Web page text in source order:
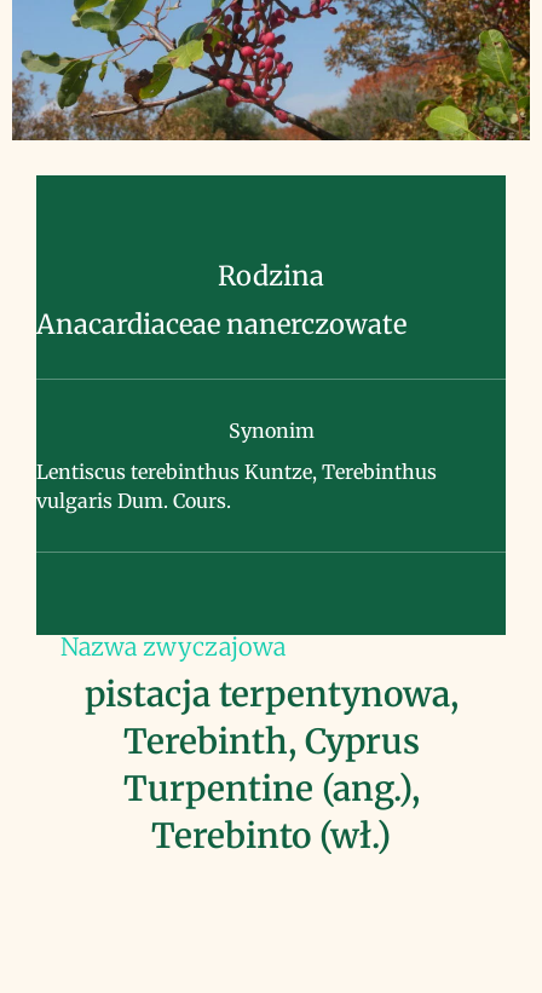
Rodzina
Anacardiaceae nanerczowate
Synonim
Lentiscus terebinthus Kuntze, Terebinthus
vulgaris Dum. Cours.
Nazwa zwyczajowa
pistacja terpentynowa,
Terebinth, Cyprus
Turpentine (ang.),
Terebinto (wł.)